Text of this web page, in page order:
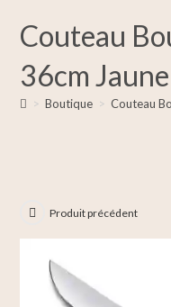
Couteau
36cm
> Boutique > Couteau
Produit précédent